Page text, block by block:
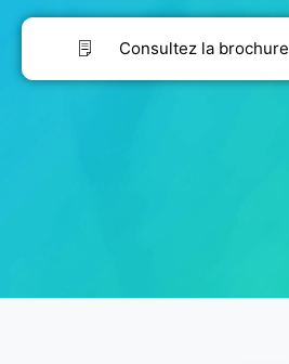
Consultez la brochure